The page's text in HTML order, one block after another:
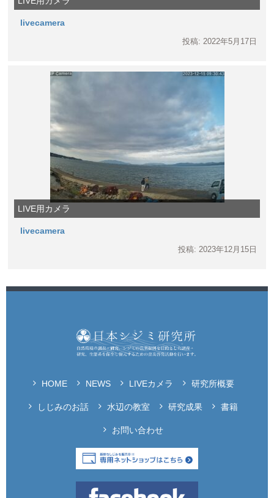
livecamera
投稿: 2022年5月17日
LIVE用カメラ
livecamera
投稿: 2023年12月15日
HOME NEWS LIVEカメラ 研究所概要
しじみのお話 水辺の教室 研究成果 書籍
お問い合わせ